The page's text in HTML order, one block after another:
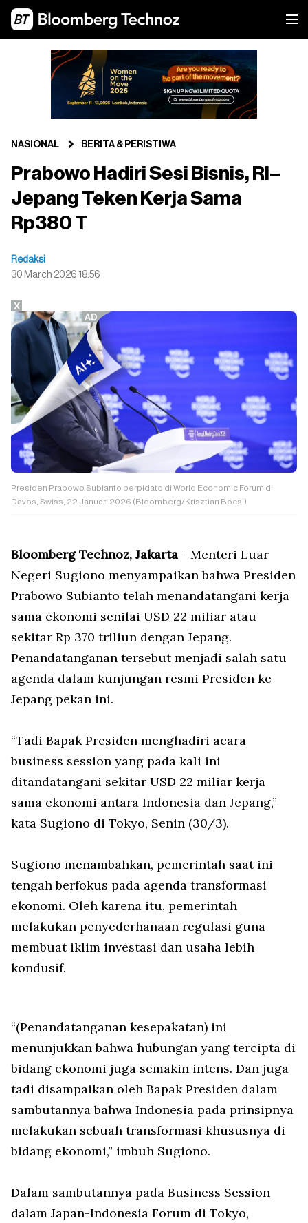
NASIONAL BERITA & PERISTIWA
Prabowo Hadiri Sesi Bisnis, RI–
Jepang Teken Kerja Sama
Rp380 T
Redaksi
30 March 2026 18:56
Presiden Prabowo Subianto berpidato di World Economic Forum di
Davos, Swiss, 22 Januari 2026 (Bloomberg/Krisztian Bocsi)
Bloomberg Technoz, Jakarta - Menteri Luar
Negeri Sugiono menyampaikan bahwa Presiden
Prabowo Subianto telah menandatangani kerja
sama ekonomi senilai USD 22 miliar atau
sekitar Rp 370 triliun dengan Jepang.
Penandatanganan tersebut menjadi salah satu
agenda dalam kunjungan resmi Presiden ke
Jepang pekan ini.
“Tadi Bapak Presiden menghadiri acara
business session yang pada kali ini
ditandatangani sekitar USD 22 miliar kerja
sama ekonomi antara Indonesia dan Jepang,”
kata Sugiono di Tokyo, Senin (30/3).
Sugiono menambahkan, pemerintah saat ini
tengah berfokus pada agenda transformasi
ekonomi. Oleh karena itu, pemerintah
melakukan penyederhanaan regulasi guna
membuat iklim investasi dan usaha lebih
kondusif.
“(Penandatanganan kesepakatan) ini
menunjukkan bahwa hubungan yang tercipta di
bidang ekonomi juga semakin intens. Dan juga
tadi disampaikan oleh Bapak Presiden dalam
sambutannya bahwa Indonesia pada prinsipnya
melakukan sebuah transformasi khususnya di
bidang ekonomi,” imbuh Sugiono.
Dalam sambutannya pada Business Session
dalam Japan-Indonesia Forum di Tokyo,
X